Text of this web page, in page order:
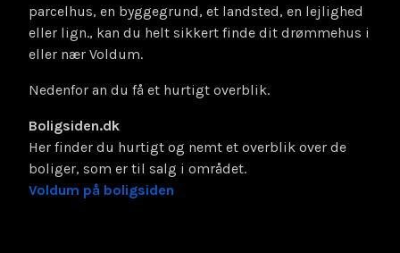
parcelhus, en byggegrund, et landsted, en lejlighed
eller lign., kan du helt sikkert finde dit drømmehus i
eller nær Voldum.
Nedenfor an du få et hurtigt overblik.
Boligsiden.dk
Her finder du hurtigt og nemt et overblik over de
boliger, som er til salg i området.
Voldum på boligsiden